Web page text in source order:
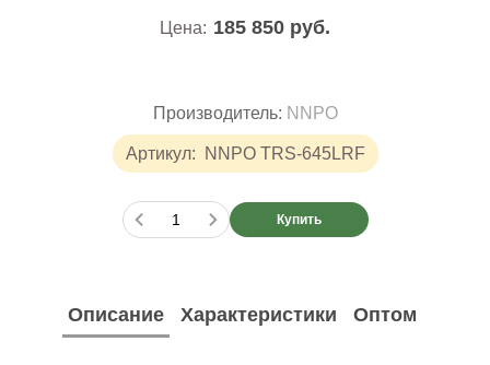
Производитель: NNPO
Артикул: NNPO TRS-645LRF
Цена: 185 850 руб.
Купить
Описание Характеристики Оптом